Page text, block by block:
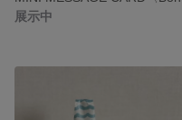
展示中